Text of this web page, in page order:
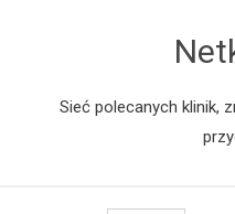
Sieć polecanych klinik,